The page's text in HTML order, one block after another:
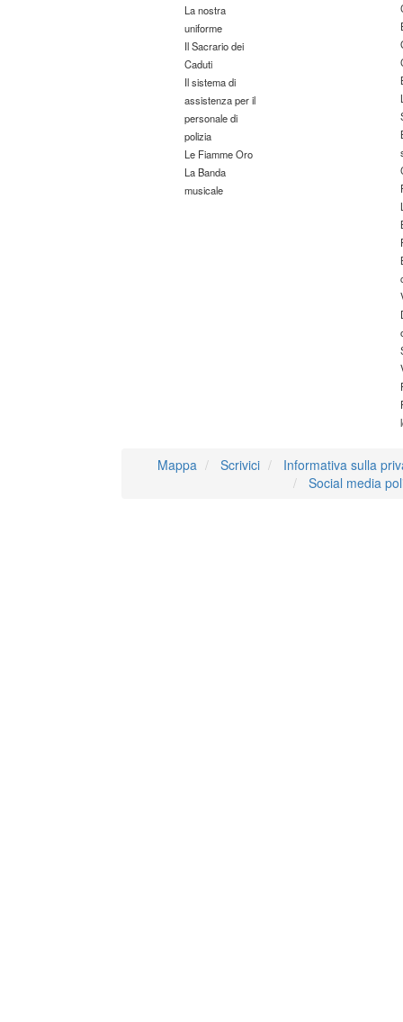
La nostra
uniforme
Il Sacrario dei
Caduti
Il sistema di
assistenza per il
personale di
polizia
Le Fiamme Oro
La Banda
musicale
Mappa Scrivici
Informativa sulla
Social media